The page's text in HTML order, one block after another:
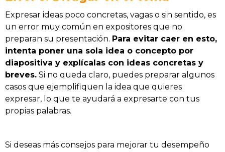
Expresar ideas poco concretas, vagas o sin sentido, es
un error muy común en expositores que no
preparan su presentación. Para evitar caer en esto,
intenta poner una sola idea o concepto por
diapositiva y explícalas con ideas concretas y
breves. Si no queda claro, puedes preparar algunos
casos que ejemplifiquen la idea que quieres
expresar, lo que te ayudará a expresarte con tus
propias palabras.
Si deseas más consejos para mejorar tu desempeño